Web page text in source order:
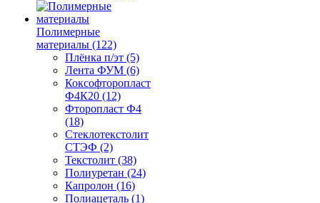
Полимерные
материалы (122)
Плёнка п/эт (5)
Лента ФУМ (6)
Коксофторопласт
Ф4К20 (12)
Фторопласт Ф4
(18)
Стеклотекстолит
СТЭФ (2)
Текстолит (38)
Полиуретан (24)
Капролон (16)
Полиацеталь (1)